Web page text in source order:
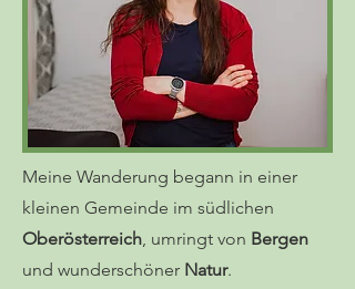
Meine Wanderung begann in einer
kleinen Gemeinde im südlichen
Oberösterreich, umringt von Bergen
und wunderschöner Natur.